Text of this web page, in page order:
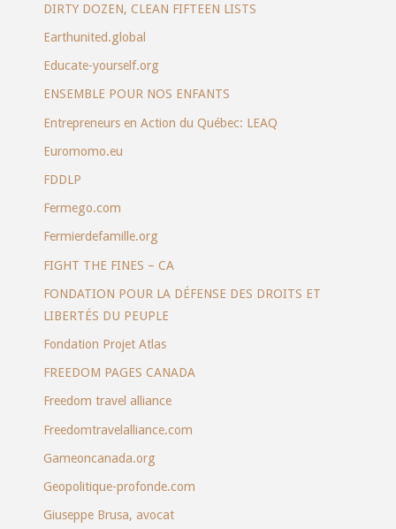
DIRTY DOZEN, CLEAN FIFTEEN LISTS
Earthunited.global
Educate-yourself.org
ENSEMBLE POUR NOS ENFANTS
Entrepreneurs en Action du Québec: LEAQ
Euromomo.eu
FDDLP
Fermego.com
Fermierdefamille.org
FIGHT THE FINES – CA
FONDATION POUR LA DÉFENSE DES DROITS ET
LIBERTÉS DU PEUPLE
Fondation Projet Atlas
FREEDOM PAGES CANADA
Freedom travel alliance
Freedomtravelalliance.com
Gameoncanada.org
Geopolitique-profonde.com
Giuseppe Brusa, avocat